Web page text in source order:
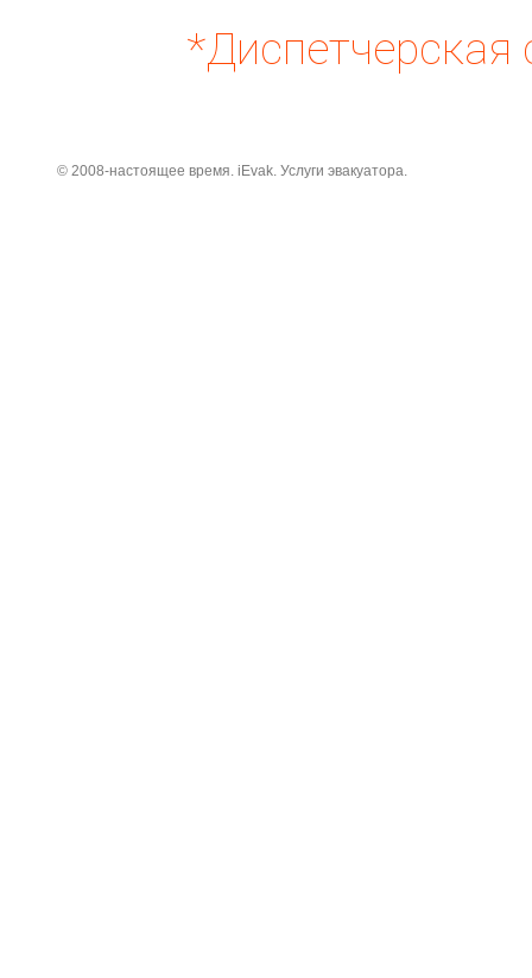
*Диспетчерская
© 2008-настоящее время. iEvak. Услуги эвакуатора.